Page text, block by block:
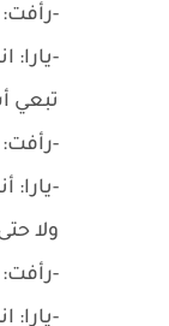
-
-
تبعي
-
-يارا:
ولا
-
-يارا: